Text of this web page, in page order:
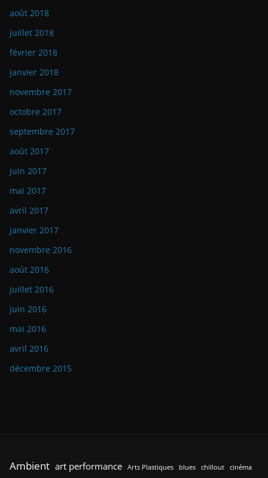
août 2018
juillet 2018
février 2018
janvier 2018
novembre 2017
octobre 2017
septembre 2017
août 2017
juin 2017
mai 2017
avril 2017
janvier 2017
novembre 2016
août 2016
juillet 2016
juin 2016
mai 2016
avril 2016
décembre 2015
Ambient art performance Arts Plastiques blues chillout cinéma